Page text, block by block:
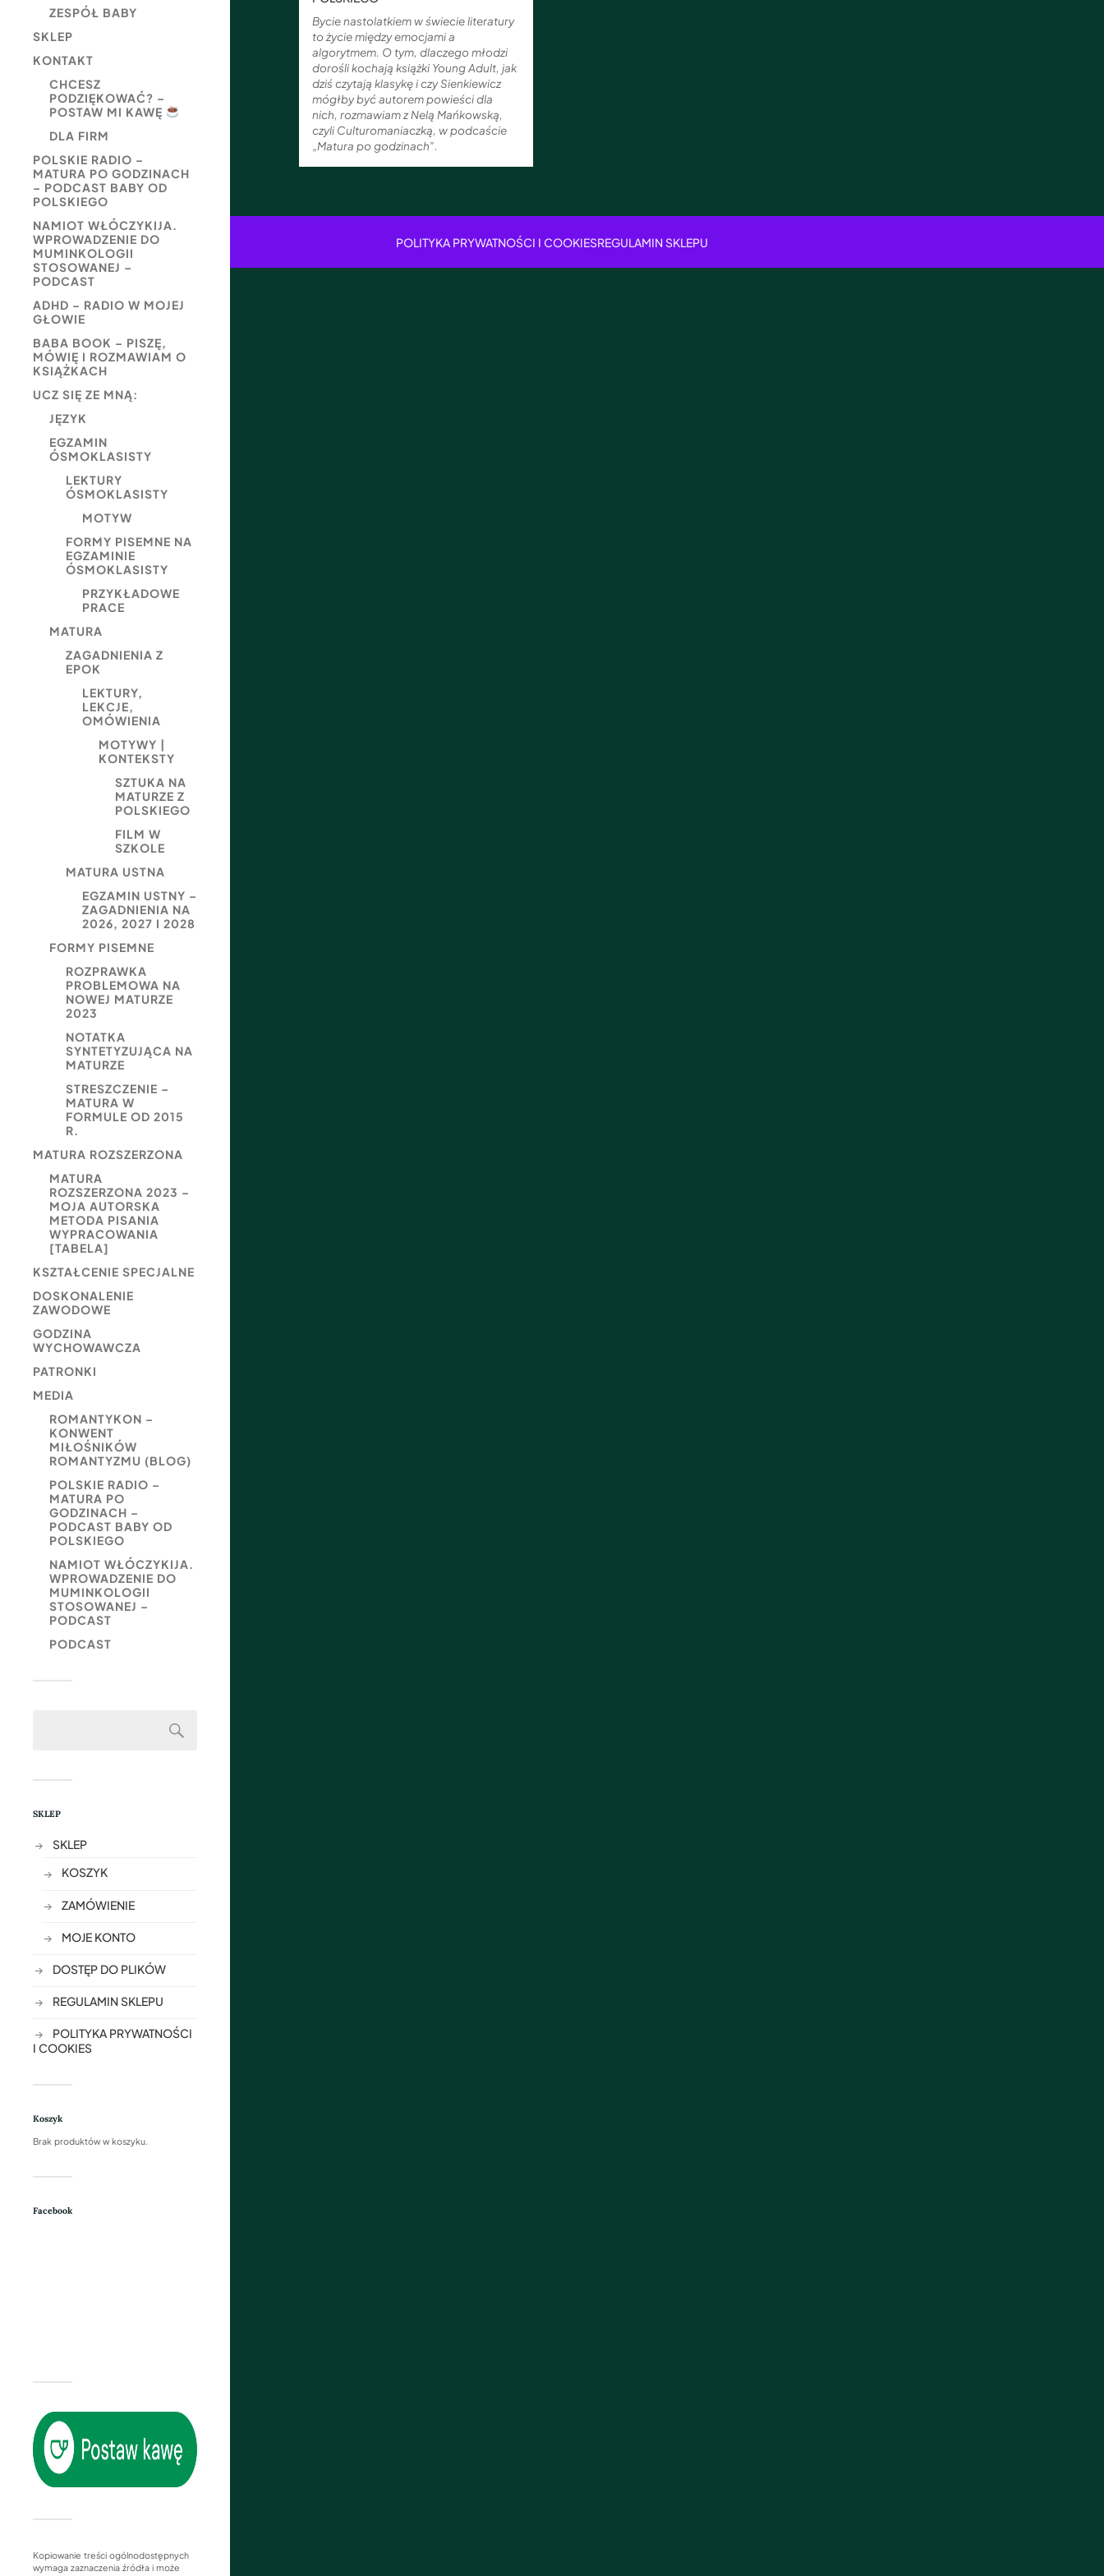
ZESPÓŁ BABY
SKLEP
KONTAKT
CHCESZ
PODZIĘKOWAĆ? –
POSTAW MI KAWĘ
DLA FIRM
POLSKIE RADIO –
MATURA PO GODZINACH
– PODCAST BABY OD
POLSKIEGO
NAMIOT WŁÓCZYKIJA.
WPROWADZENIE DO
MUMINKOLOGII
STOSOWANEJ –
PODCAST
ADHD – RADIO W MOJEJ
GŁOWIE
BABA BOOK – PISZĘ,
MÓWIĘ I ROZMAWIAM O
KSIĄŻKACH
UCZ SIĘ ZE MNĄ:
JĘZYK
EGZAMIN
ÓSMOKLASISTY
LEKTURY
ÓSMOKLASISTY
MOTYW
FORMY PISEMNE NA
EGZAMINIE
ÓSMOKLASISTY
PRZYKŁADOWE
PRACE
MATURA
ZAGADNIENIA Z
EPOK
LEKTURY,
LEKCJE,
OMÓWIENIA
MOTYWY |
KONTEKSTY
SZTUKA NA
MATURZE Z
POLSKIEGO
FILM W
SZKOLE
MATURA USTNA
EGZAMIN USTNY –
ZAGADNIENIA NA
2026, 2027 I 2028
FORMY PISEMNE
ROZPRAWKA
PROBLEMOWA NA
NOWEJ MATURZE
2023
NOTATKA
SYNTETYZUJĄCA NA
MATURZE
STRESZCZENIE –
MATURA W
FORMULE OD 2015
R.
MATURA ROZSZERZONA
MATURA
ROZSZERZONA 2023 –
MOJA AUTORSKA
METODA PISANIA
WYPRACOWANIA
[TABELA]
KSZTAŁCENIE SPECJALNE
DOSKONALENIE
ZAWODOWE
GODZINA
WYCHOWAWCZA
PATRONKI
MEDIA
ROMANTYKON –
KONWENT
MIŁOŚNIKÓW
ROMANTYZMU (BLOG)
POLSKIE RADIO –
MATURA PO
GODZINACH –
PODCAST BABY OD
POLSKIEGO
NAMIOT WŁÓCZYKIJA.
WPROWADZENIE DO
MUMINKOLOGII
STOSOWANEJ –
PODCAST
PODCAST
SKLEP
SKLEP
KOSZYK
ZAMÓWIENIE
MOJE KONTO
DOSTĘP DO PLIKÓW
REGULAMIN SKLEPU
POLITYKA PRYWATNOŚCI
I COOKIES
Koszyk
Brak produktów w koszyku.
Facebook
Kopiowanie treści ogólnodostępnych
wymaga zaznaczenia źródła i może
Bycie nastolatkiem w świecie literatury
to życie między emocjami a
algorytmem. O tym, dlaczego młodzi
dorośli kochają książki Young Adult, jak
dziś czytają klasykę i czy Sienkiewicz
mógłby być autorem powieści dla
nich, rozmawiam z Nelą Mańkowską,
czyli Culturomaniaczką, w podcaście
„Matura po godzinach”.
POLITYKA PRYWATNOŚCI I COOKIESREGULAMIN SKLEPU